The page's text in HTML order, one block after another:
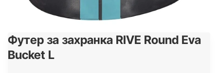
-30%
Футер за захранка RIVE Round Eva
Bucket L